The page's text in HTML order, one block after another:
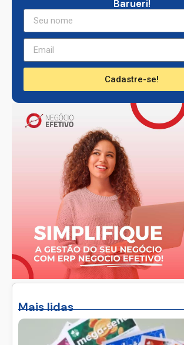
Mais lidas
Barueri!
Cadastre-se!